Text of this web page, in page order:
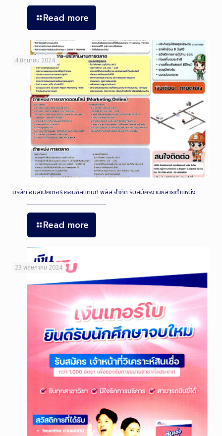
Read more
4 มิถุนายน 2024
บริษัท อินสเปคเตอร์ คอนซัลแตนท์ พลัส จำกัด รับสมัครงานหลายตำแหน่ง
Read more
23 พฤษภาคม 2024